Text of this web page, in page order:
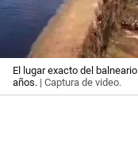
El lugar exacto del
años. | Captura de video.